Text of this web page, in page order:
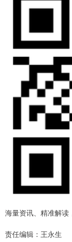
海量资讯、精准解读
责任编辑：王永生